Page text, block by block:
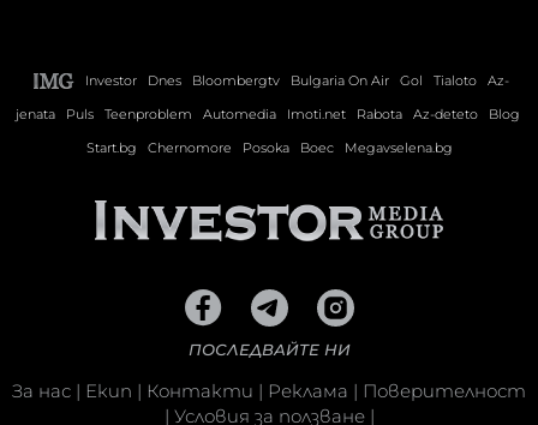
Investor Dnes Bloombergtv Bulgaria On Air Gol Tialoto
Az-
jenata
Puls Teenproblem Automedia Imoti.net Rabota Az-deteto
Blog
Start.bg
Chernomore Posoka Boec Megavselena.bg
ПОСЛЕДВАЙТЕ НИ
За нас | Екип | Контакти | Реклама | Поверителност
| Условия за ползване|